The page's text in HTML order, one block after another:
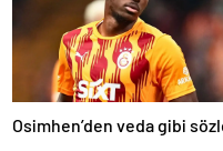
Osimhen’den veda gibi